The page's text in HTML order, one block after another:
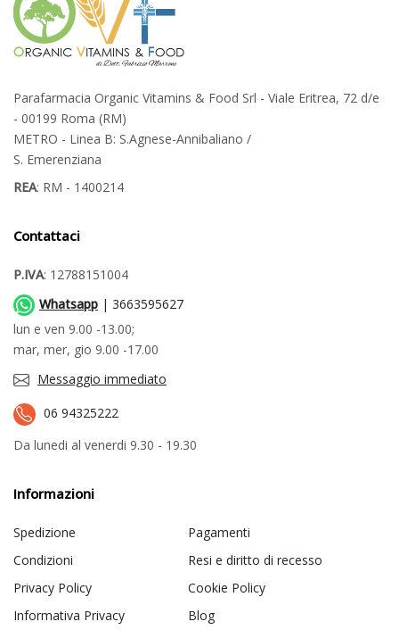
Parafarmacia Organic Vitamins & Food Srl - Viale Eritrea, 72 d/e
- 00199 Roma (RM)
METRO - Linea B: S.Agnese-Annibaliano /
S. Emerenziana
REA: RM - 1400214
Contattaci
P.IVA: 12788151004
Whatsapp | 3663595627
lun e ven 9.00 -13.00;
mar, mer, gio 9.00 -17.00
Messaggio immediato
06 94325222
Da lunedi al venerdi 9.30 - 19.30
Informazioni
Spedizione
Pagamenti
Condizioni
Resi e diritto di recesso
Privacy Policy
Cookie Policy
Informativa Privacy
Blog